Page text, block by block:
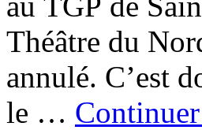
Théâtre du
annulé. C’est
le …